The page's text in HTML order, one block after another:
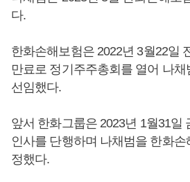
다.
한화손해보험은 2022년 3월22일
만료로 정기주주총회를 열어 나
선임했다.
앞서 한화그룹은 2023년 1월31일
인사를 단행하며 나채범을 한화
정했다.